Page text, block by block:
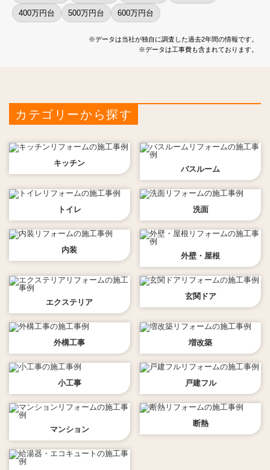
400万円台 500万円台 600万円台
※データは当社が独自に調査した過去2年間の情報です。
※データは工事費も含まれております。
カテゴリーから探す
キッチン
バスルーム
トイレ 洗面
内装
外壁・屋根
エクステリア
玄関ドア
外構工事 増改築
小工事 戸建フル
マンション
断熱